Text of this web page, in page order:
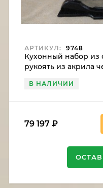
АРТИКУЛ: 9748
Кухонный набор из
рукоять из акрила
В НАЛИЧИИ
79 197 ₽